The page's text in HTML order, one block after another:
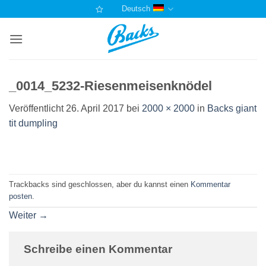
springen
Deutsch
_0014_5232-Riesenmeisenknödel
Veröffentlicht 26. April 2017 bei 2000 × 2000 in Backs giant
tit dumpling
Trackbacks sind geschlossen, aber du kannst einen Kommentar
posten
Weiter →
Schreibe einen Kommentar